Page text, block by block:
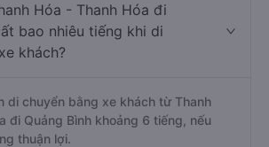
Hóa - Thanh Hóa đi
bao nhiêu tiếng khi di
khách?
di chuyển bằng xe khách từ Thanh
đi Quảng Bình khoảng 6 tiếng, nếu
thuận lợi.